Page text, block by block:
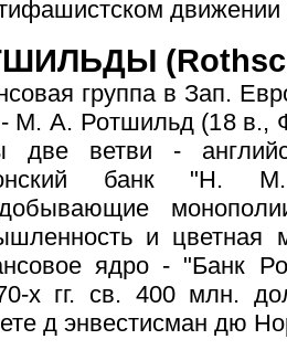
движении
группа в Зап.
М. А. Ротшильд (18 в.,
две ветви -
банк "Н.
и цветная
ядро - "Банк
х гг. св. 400 млн.
д энвестисман дю